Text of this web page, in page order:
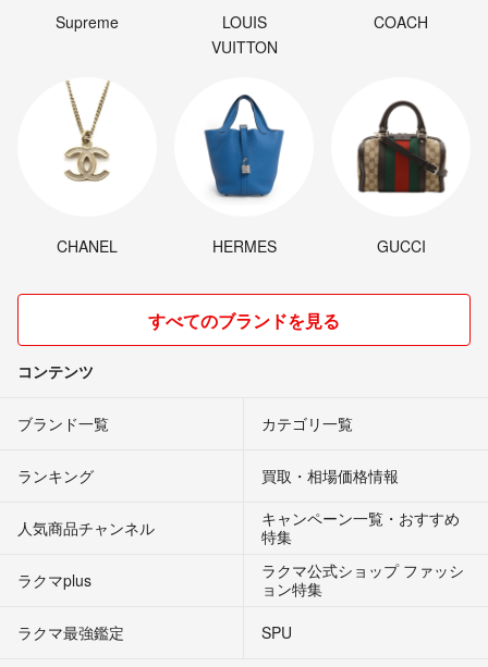
Supreme
LOUIS
VUITTON
COACH
CHANEL HERMES GUCCI
すべてのブランドを見る
コンテンツ
ブランド一覧 カテゴリ一覧
ランキング 買取・相場価格情報
人気商品チャンネル
キャンペーン一覧・おすすめ
特集
ラクマplus
ラクマ公式ショップ ファッシ
ョン特集
ラクマ最強鑑定
SPU